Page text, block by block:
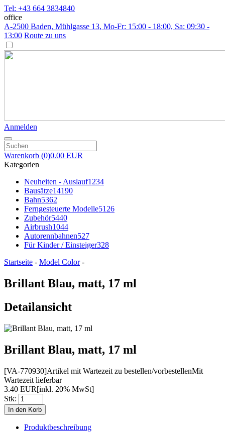
Tel: +43 664 3834840
office
A-2500 Baden, Mühlgasse 13, Mo-Fr: 15:00 - 18:00, Sa: 09:30 -
13:00 Route zu uns
Anmelden
Warenkorb (0)0.00 EUR
Kategorien
Neuheiten - Auslauf1234
Bausätze14190
Bahn5362
Ferngesteuerte Modelle5126
Zubehör5440
Airbrush1044
Autorennbahnen527
Für Kinder / Einsteiger328
Startseite - Model Color-
Brillant Blau, matt, 17 ml
Detailansicht
Brillant Blau, matt, 17 ml
[VA-770930]Artikel mit Wartezeit zu bestellen/vorbestellenMit
Wartezeit lieferbar
3.40 EUR[inkl. 20% MwSt]
Stk:
Produktbeschreibung